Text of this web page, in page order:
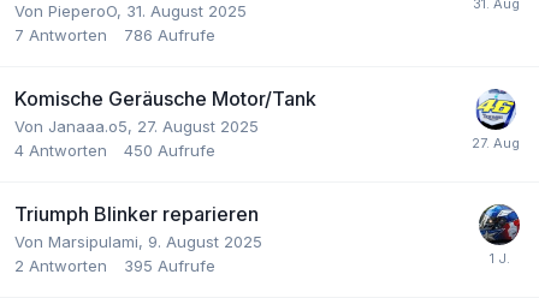
Von PieperoO, 31. August 2025
7 Antworten 786 Aufrufe
Komische Geräusche Motor/Tank
Von Janaaa.o5, 27. August 2025
4 Antworten 450 Aufrufe
Triumph Blinker reparieren
Von Marsipulami, 9. August 2025
2 Antworten 395 Aufrufe